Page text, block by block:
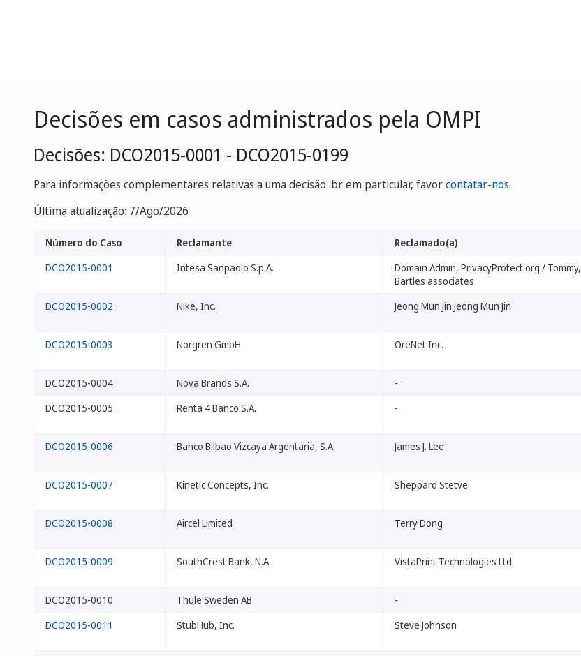
Decisões em casos administrados pela OMPI
Decisões: DCO2015-0001 - DCO2015-0199
Para informações complementares relativas a uma decisão .br em particular, favorcontatar-nos.
Última atualização: 7/Ago/2026
Número do Caso Reclamante Reclamado(a)
DCO2015-0001
Intesa Sanpaolo S.p.A.
Domain Admin, PrivacyProtect.org / Tommy,
Bartles associates
DCO2015-0002
Nike, Inc. Jeong Mun Jin Jeong Mun Jin
DCO2015-0003
Norgren GmbH OreNet Inc.
DCO2015-0004
Nova Brands S.A. -
DCO2015-0005
Renta 4 Banco S.A. -
DCO2015-0006 Banco Bilbao Vizcaya Argentaria, S.A. James J. Lee
DCO2015-0007
Kinetic Concepts, Inc. Sheppard Stetve
DCO2015-0008
Aircel Limited Terry Dong
DCO2015-0009
SouthCrest Bank, N.A. VistaPrint Technologies Ltd.
DCO2015-0010
Thule Sweden AB -
DCO2015-0011
StubHub, Inc. Steve Johnson